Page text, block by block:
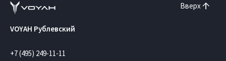
Вверх
VOYAH Рублевский
+7 (495) 249-11-11